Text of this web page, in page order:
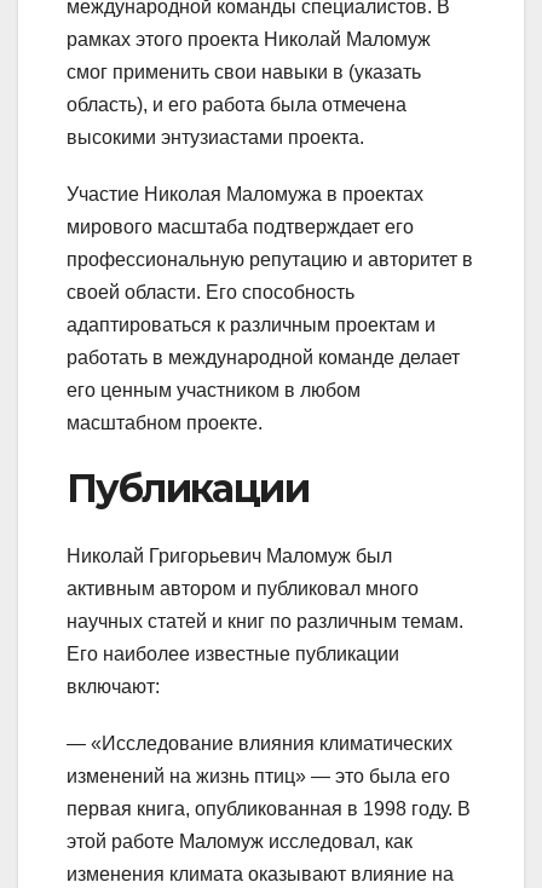
международной команды специалистов. В
рамках этого проекта Николай Маломуж
смог применить свои навыки в (указать
область), и его работа была отмечена
высокими энтузиастами проекта.
Участие Николая Маломужа в проектах
мирового масштаба подтверждает его
профессиональную репутацию и авторитет в
своей области. Его способность
адаптироваться к различным проектам и
работать в международной команде делает
его ценным участником в любом
масштабном проекте.
Публикации
Николай Григорьевич Маломуж был
активным автором и публиковал много
научных статей и книг по различным темам.
Его наиболее известные публикации
включают:
— «Исследование влияния климатических
изменений на жизнь птиц» — это была его
первая книга, опубликованная в 1998 году. В
этой работе Маломуж исследовал, как
изменения климата оказывают влияние на